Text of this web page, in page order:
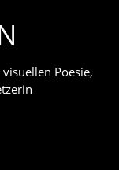
Poesie,